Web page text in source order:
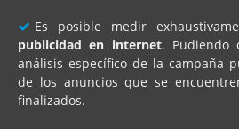
Es posible medir
publicidad en internet. Pudiendo
análisis específico de la campaña
de los anuncios que se
finalizados.